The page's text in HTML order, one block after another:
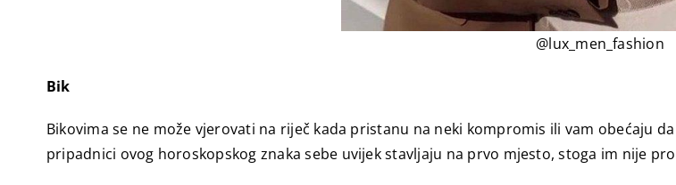
@lux_men_fashion
Bik
Bikovima se ne može vjerovati na riječ kada pristanu na neki kompromis ili vam obećaju
pripadnici ovog horoskopskog znaka sebe uvijek stavljaju na prvo mjesto, stoga im nije